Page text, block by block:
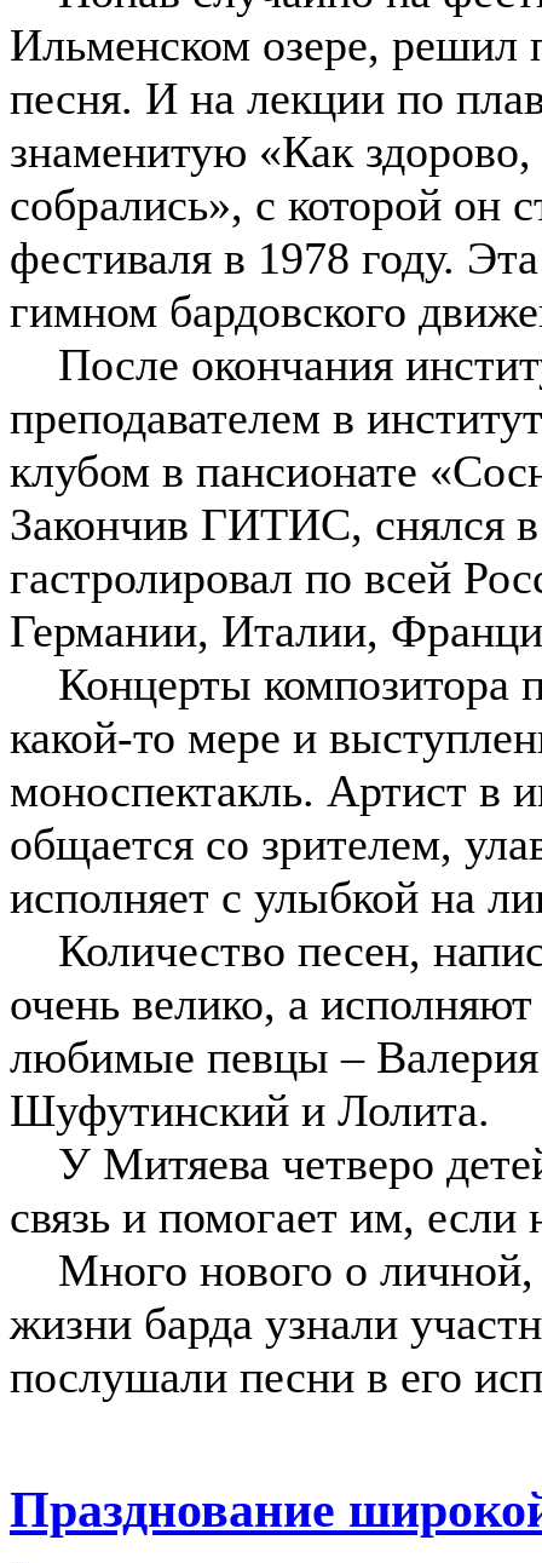
Ильменском озере, решил
песня. И на лекции по
знаменитую «Как
собрались», с которой он
фестиваля в 1978 году.
гимном бардовского
После окончания
преподавателем в
клубом в пансионате
Закончив ГИТИС, снялся
гастролировал по всей
Германии, Италии,
Концерты композитора
какой-то мере и
моноспектакль. Артист в
общается со зрителем,
исполняет с улыбкой на
Количество песен,
очень велико, а
любимые певцы – Валерия
Шуфутинский и Лолита.
У Митяева четверо
связь и помогает им, если
Много нового о личной,
жизни барда узнали
послушали песни в его
Празднование